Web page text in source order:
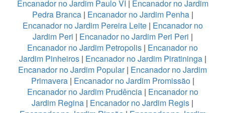
Encanador no Jardim Paulo VI | Encanador no Jardim
Pedra Branca| Encanador no Jardim Penha|
Encanador no Jardim Pereira Leite| Encanador no
Jardim Peri | Encanador no Jardim Peri Peri |
Encanador no Jardim Petropolis | Encanador no
Jardim Pinheiros| Encanador no Jardim Piratininga|
Encanador no Jardim Popular| Encanador no Jardim
Primavera| Encanador no Jardim Promissão|
Encanador no Jardim Prudência| Encanador no
Jardim Regina | Encanador no Jardim Regis |